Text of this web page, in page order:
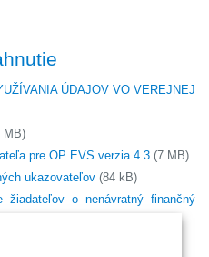
ÚDAJOV VO VEREJNEJ
MB)
pre OP EVS verzia 4.3 (7 MB)
ukazovateľov (84 kB)
o nenávratný finančný